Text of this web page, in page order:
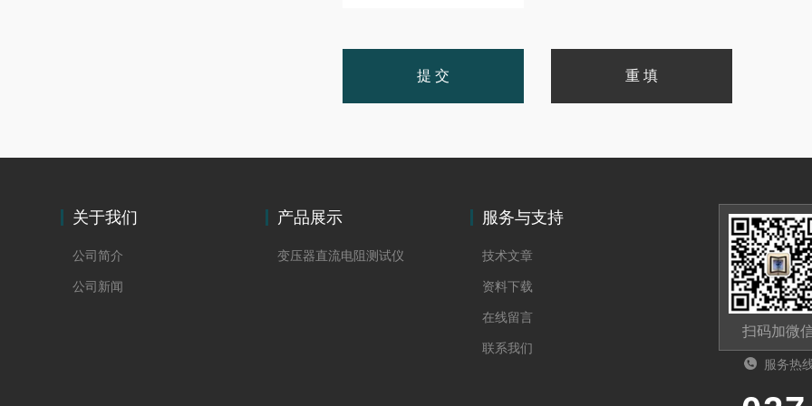
关于我们
公司简介
公司新闻
产品展示
变压器直流电阻测试仪
服务与支持
技术文章
资料下载
在线留言
联系我们
扫码加微
服务热